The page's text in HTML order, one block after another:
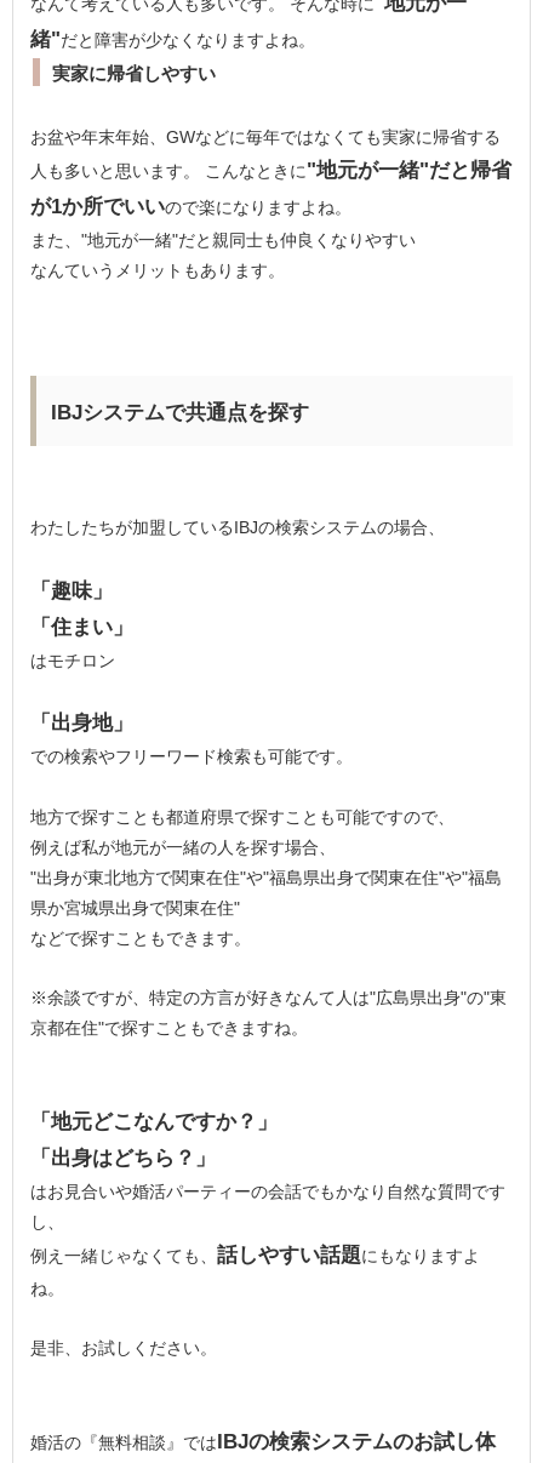
緒"だと障害が少なくなりますよね。
実家に帰省しやすい
お盆や年末年始、GWなどに毎年ではなくても実家に帰省する
人も多いと思います。 こんなときに"地元が一緒"だと帰省
が1か所でいいので楽になりますよね。
また、"地元が一緒"だと親同士も仲良くなりやすい
なんていうメリットもあります。
IBJシステムで共通点を探す
わたしたちが加盟しているIBJの検索システムの場合、
「趣味」
「住まい」
はモチロン
「出身地」
での検索やフリーワード検索も可能です。
地方で探すことも都道府県で探すことも可能ですので、
例えば私が地元が一緒の人を探す場合、
"出身が東北地方で関東在住"や"福島県出身で関東在住"や"福島
県か宮城県出身で関東在住"
などで探すこともできます。
※余談ですが、特定の方言が好きなんて人は"広島県出身"の"東
京都在住"で探すこともできますね。
「地元どこなんですか？」
「出身はどちら？」
はお見合いや婚活パーティーの会話でもかなり自然な質問です
し、
例え一緒じゃなくても、話しやすい話題にもなりますよ
ね。
是非、お試しください。
婚活の『無料相談』ではIBJの検索システムのお試し体